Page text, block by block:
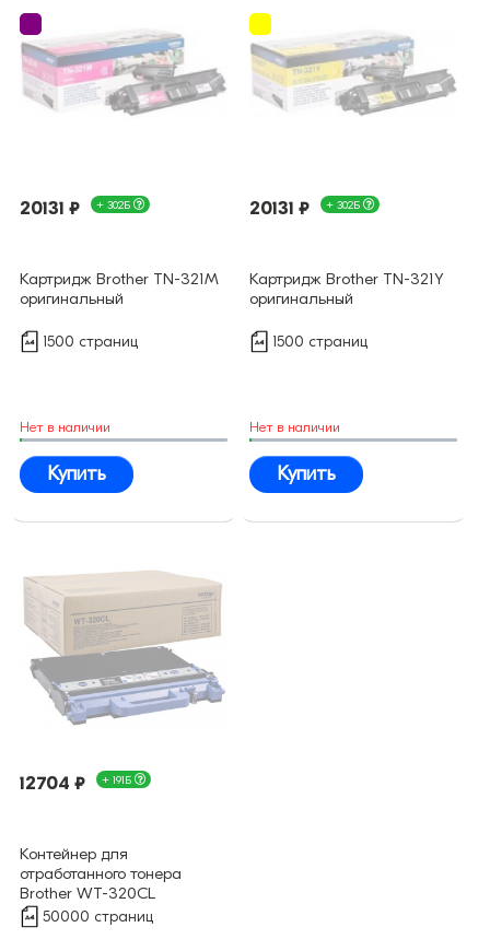
20131 ₽ + 302Б
Картридж Brother TN-321M
оригинальный
1500 страниц
Нет в наличии
Купить
20131 ₽ + 302Б
Картридж Brother TN-321Y
оригинальный
1500 страниц
Нет в наличии
Купить
12704 ₽ + 191Б
Контейнер для
отработанного тонера
Brother WT-320CL
оригинальный
50000 страниц